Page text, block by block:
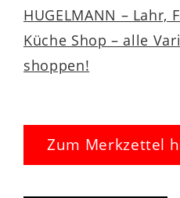
HUGELMANN – Lahr,
Küche Shop – alle
shoppen!
Zum Merkzettel